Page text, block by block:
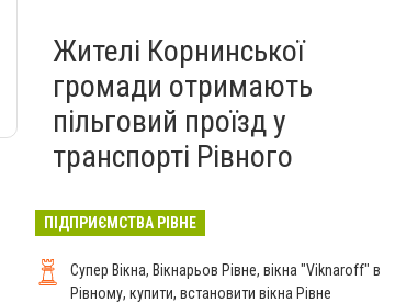
Жителі Корнинської
громади отримають
пільговий проїзд у
транспорті Рівного
ПІДПРИЄМСТВА РІВНЕ
Супер Вікна, Вікнарьов Рівне, вікна "Viknaroff" в
Рівному, купити, встановити вікна Рівне